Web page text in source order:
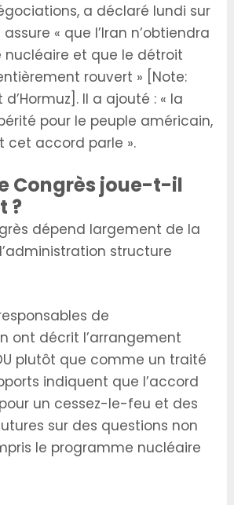
a déclaré lundi sur
« que l’Iran n’obtiendra
nucléaire et que le détroit
rouvert » [Note:
Il a ajouté : « la
pour le peuple américain,
cet accord parle ».
Congrès joue-t-il
?
dépend largement de la
structure
de
ont décrit l’arrangement
plutôt que comme un traité
indiquent que l’accord
un cessez-le-feu et des
sur des questions non
le programme nucléaire